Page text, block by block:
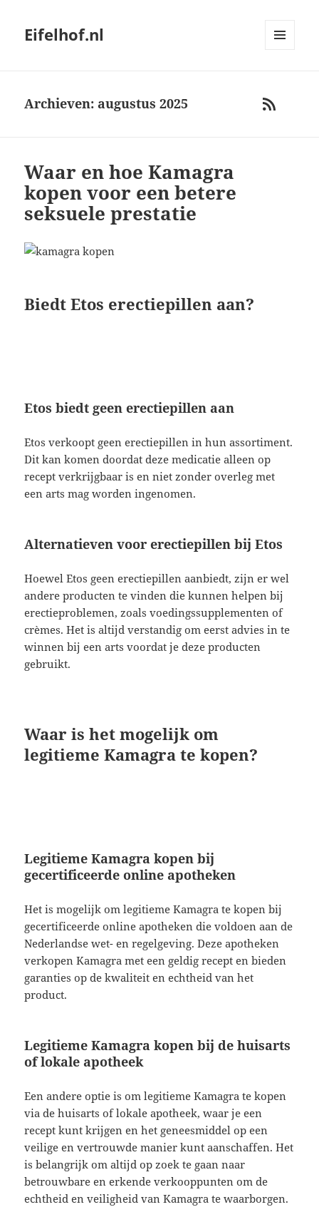
Eifelhof.nl
RSS
Archieven: augustus 2025
Waar en hoe Kamagra
kopen voor een betere
seksuele prestatie
Biedt Etos erectiepillen aan?
Etos biedt geen erectiepillen aan
Etos verkoopt geen erectiepillen in hun assortiment.
Dit kan komen doordat deze medicatie alleen op
recept verkrijgbaar is en niet zonder overleg met
een arts mag worden ingenomen.
Alternatieven voor erectiepillen bij Etos
Hoewel Etos geen erectiepillen aanbiedt, zijn er wel
andere producten te vinden die kunnen helpen bij
erectieproblemen, zoals voedingssupplementen of
crèmes. Het is altijd verstandig om eerst advies in te
winnen bij een arts voordat je deze producten
gebruikt.
Waar is het mogelijk om
legitieme Kamagra te kopen?
Legitieme Kamagra kopen bij
gecertificeerde online apotheken
Het is mogelijk om legitieme Kamagra te kopen bij
gecertificeerde online apotheken die voldoen aan de
Nederlandse wet- en regelgeving. Deze apotheken
verkopen Kamagra met een geldig recept en bieden
garanties op de kwaliteit en echtheid van het
product.
Legitieme Kamagra kopen bij de huisarts
of lokale apotheek
Een andere optie is om legitieme Kamagra te kopen
via de huisarts of lokale apotheek, waar je een
recept kunt krijgen en het geneesmiddel op een
veilige en vertrouwde manier kunt aanschaffen. Het
is belangrijk om altijd op zoek te gaan naar
betrouwbare en erkende verkooppunten om de
echtheid en veiligheid van Kamagra te waarborgen.